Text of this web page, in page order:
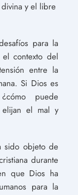
y el libre
para la
contexto del
entre la
Si Dios es
puede
elijan el mal y
sido objeto de
durante
que Dios ha
para la